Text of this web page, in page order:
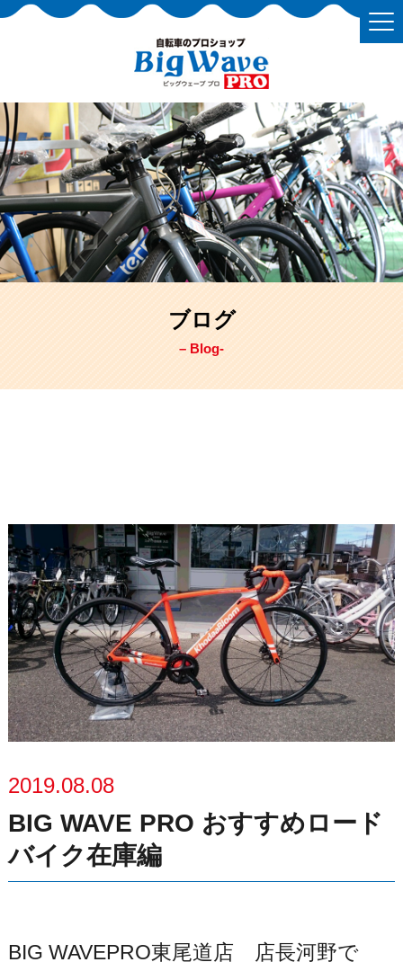
ブログ
– Blog-
2019.08.08
BIG WAVE PRO おすすめロード
バイク在庫編
BIG WAVEPRO東尾道店 店長河野で